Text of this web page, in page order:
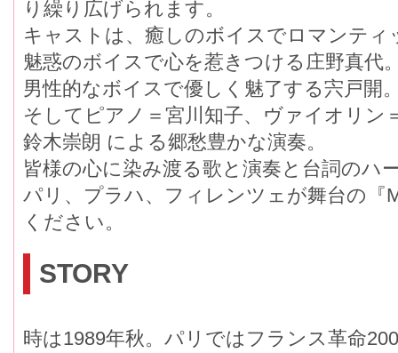
り繰り広げられます。
キャストは、癒しのボイスでロマンティ
魅惑のボイスで心を惹きつける庄野真代
男性的なボイスで優しく魅了する宍戸開
そしてピアノ＝宮川知子、ヴァイオリン
鈴木崇朗 による郷愁豊かな演奏。
皆様の心に染み渡る歌と演奏と台詞のハ
パリ、プラハ、フィレンツェが舞台の『
ください。
STORY
時は1989年秋。パリではフランス革命